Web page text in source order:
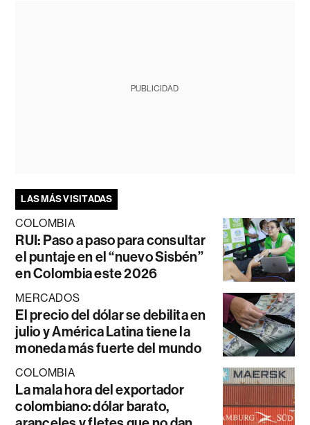
PUBLICIDAD
LAS MÁS VISITADAS
COLOMBIA
RUI: Paso a paso para consultar
el puntaje en el “nuevo Sisbén”
en Colombia este 2026
MERCADOS
El precio del dólar se debilita en
julio y América Latina tiene la
moneda más fuerte del mundo
COLOMBIA
La mala hora del exportador
colombiano: dólar barato,